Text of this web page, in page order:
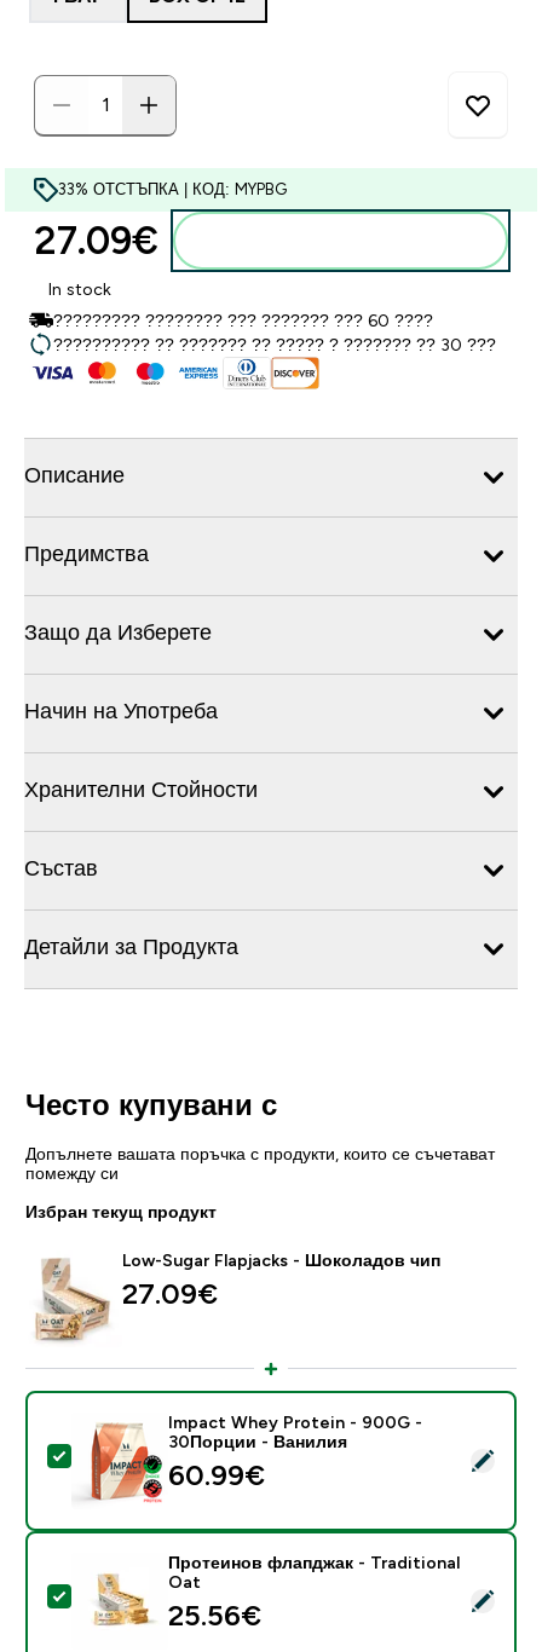
33% ОТСТЪПКА | КОД: MYPBG
27.09€‎
In stock
????????? ???????? ??? ??????? ??? 60 ????
?????????? ?? ??????? ?? ????? ? ??????? ?? 30 ???
Описание
Предимства
Защо да Изберете
Начин на Употреба
Хранителни Стойности
Състав
Детайли за Продукта
Често купувани с
Допълнете вашата поръчка с продукти, които се съчетават
помежду си
Избран текущ продукт
Low-Sugar Flapjacks - Шоколадов чип
27.09€‎
Select this product - Impact Whey Protein - 900G -
Impact Whey Protein - 900G -
30Порции - Ванилия
60.99€‎
Select this product - Протеинов флапджак -
Протеинов флапджак - Traditional
Oat
25.56€‎